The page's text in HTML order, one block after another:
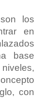
los
en
base
con